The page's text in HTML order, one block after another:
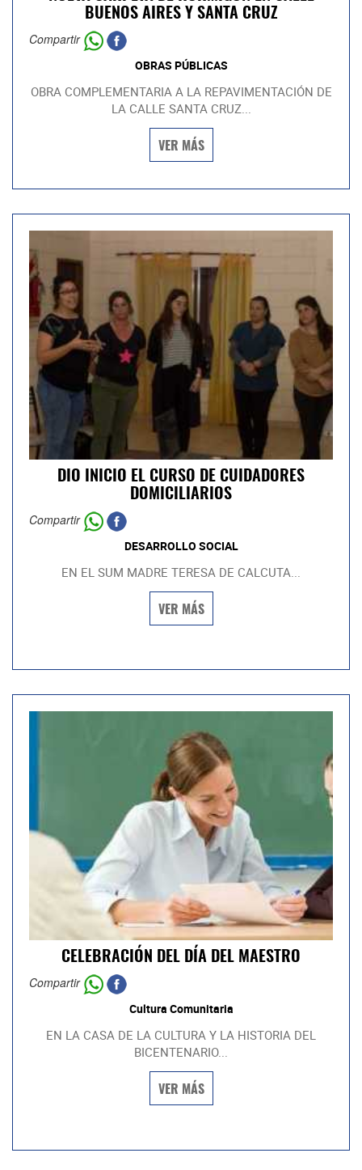
BUENOS AIRES Y SANTA CRUZ
Compartir
OBRAS PÚBLICAS
OBRA COMPLEMENTARIA A LA REPAVIMENTACIÓN DE
LA CALLE SANTA CRUZ...
VER MÁS
DIO INICIO EL CURSO DE CUIDADORES
DOMICILIARIOS
Compartir
DESARROLLO SOCIAL
EN EL SUM MADRE TERESA DE CALCUTA...
VER MÁS
CELEBRACIÓN DEL DÍA DEL MAESTRO
Compartir
Cultura Comunitaria
EN LA CASA DE LA CULTURA Y LA HISTORIA DEL
BICENTENARIO...
VER MÁS